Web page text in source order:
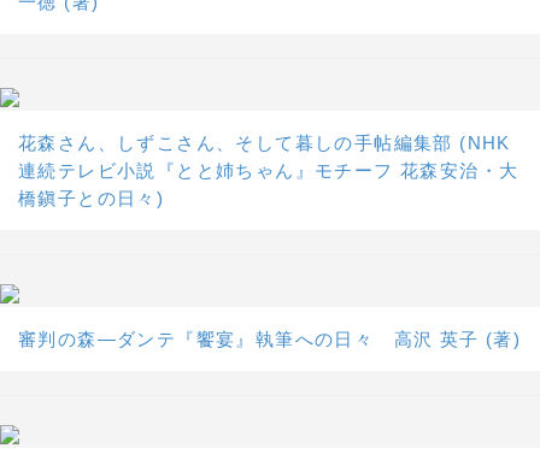
花森さん、しずこさん、そして暮しの手帖編集部 (NHK
連続テレビ小説『とと姉ちゃん』モチーフ 花森安治・大
橋鎭子との日々)
審判の森―ダンテ『饗宴』執筆への日々 高沢 英子 (著)